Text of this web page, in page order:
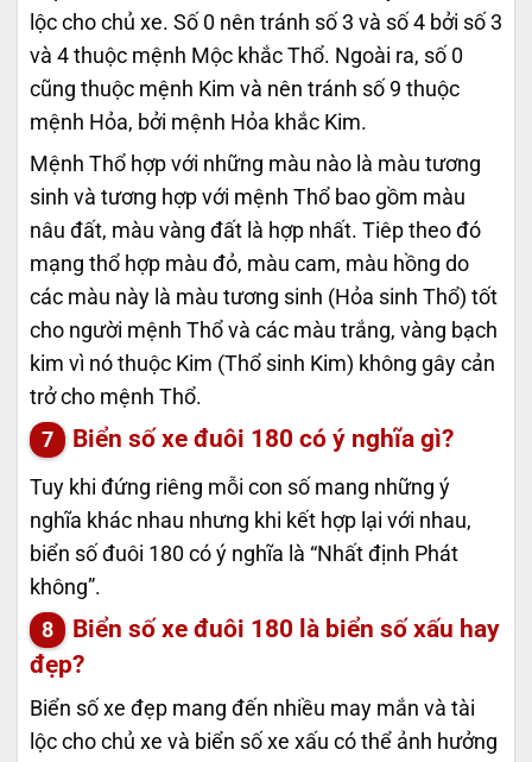
lộc cho chủ xe. Số 0 nên tránh số 3 và số 4 bởi số 3
và 4 thuộc mệnh Mộc khắc Thổ. Ngoài ra, số 0
cũng thuộc mệnh Kim và nên tránh số 9 thuộc
mệnh Hỏa, bởi mệnh Hỏa khắc Kim.
Mệnh Thổ hợp với những màu nào là màu tương
sinh và tương hợp với mệnh Thổ bao gồm màu
nâu đất, màu vàng đất là hợp nhất. Tiêp theo đó
mạng thổ hợp màu đỏ, màu cam, màu hồng do
các màu này là màu tương sinh (Hỏa sinh Thổ) tốt
cho người mệnh Thổ và các màu trắng, vàng bạch
kim vì nó thuộc Kim (Thổ sinh Kim) không gây cản
trở cho mệnh Thổ.
Biển số xe đuôi 180 có ý nghĩa gì?
Tuy khi đứng riêng mỗi con số mang những ý
nghĩa khác nhau nhưng khi kết hợp lại với nhau,
biển số đuôi 180 có ý nghĩa là “Nhất định Phát
không”.
Biển số xe đuôi 180 là biển số xấu hay
đẹp?
Biển số xe đẹp mang đến nhiều may mắn và tài
lộc cho chủ xe và biển số xe xấu có thể ảnh hưởng